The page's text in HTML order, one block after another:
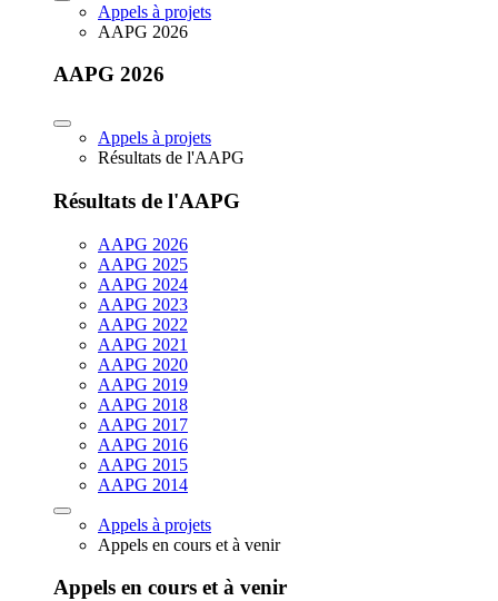
Appels à projets
AAPG 2026
AAPG 2026
Appels à projets
Résultats de l'AAPG
Résultats de l'AAPG
AAPG 2026
AAPG 2025
AAPG 2024
AAPG 2023
AAPG 2022
AAPG 2021
AAPG 2020
AAPG 2019
AAPG 2018
AAPG 2017
AAPG 2016
AAPG 2015
AAPG 2014
Appels à projets
Appels en cours et à venir
Appels en cours et à venir